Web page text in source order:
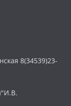
8(34539)23-